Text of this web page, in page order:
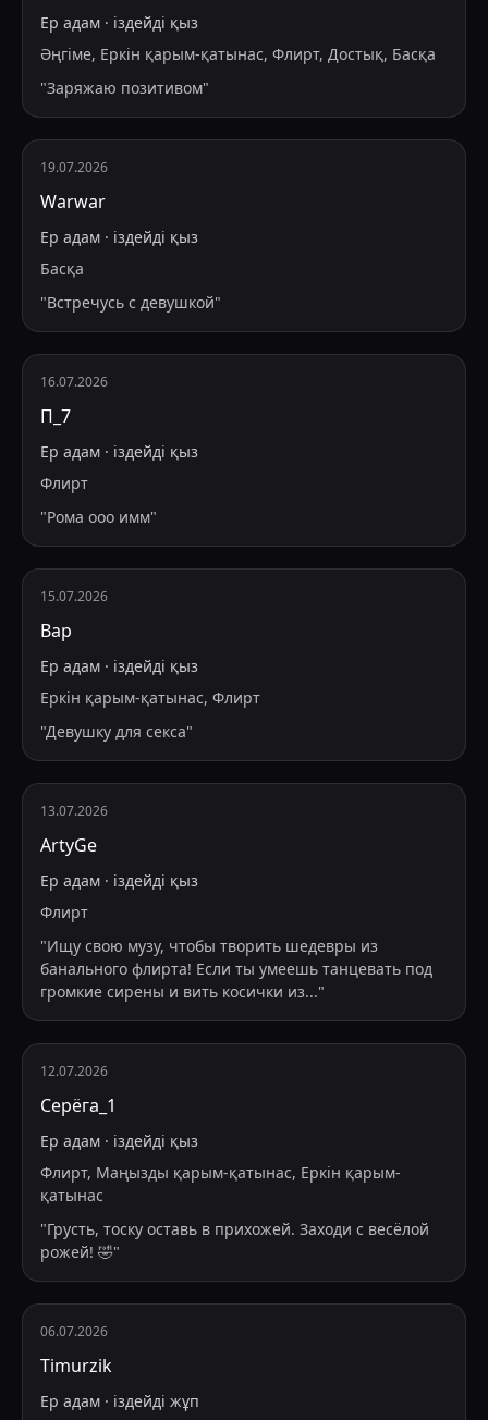
Ер адам · іздейді қыз
Әңгіме, Еркін қарым-қатынас, Флирт, Достық, Басқа
"Заряжаю позитивом"
19.07.2026
Warwar
Ер адам · іздейді қыз
Басқа
"Встречусь с девушкой"
16.07.2026
П_7
Ер адам · іздейді қыз
Флирт
"Рома ооо имм"
15.07.2026
Вар
Ер адам · іздейді қыз
Еркін қарым-қатынас, Флирт
"Девушку для секса"
13.07.2026
ArtyGe
Ер адам · іздейді қыз
Флирт
"Ищу свою музу, чтобы творить шедевры из
банального флирта! Если ты умеешь танцевать под
громкие сирены и вить косички из..."
12.07.2026
Серёга_1
Ер адам · іздейді қыз
Флирт, Маңызды қарым-қатынас, Еркін қарым-
қатынас
"Грусть, тоску оставь в прихожей. Заходи с весёлой
рожей! 🤣"
06.07.2026
Timurzik
Ер адам · іздейді жұп